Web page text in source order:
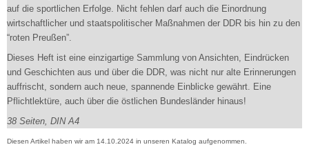
auf die sportlichen Erfolge. Nicht fehlen darf auch die Einordnung
wirtschaftlicher und staatspolitischer Maßnahmen der DDR bis hin zu den
“roten Preußen”.
Dieses Heft ist eine einzigartige Sammlung von Ansichten, Eindrücken
und Geschichten aus und über die DDR, was nicht nur alte Erinnerungen
auffrischt, sondern auch neue, spannende Einblicke gewährt. Eine
Pflichtlektüre, auch über die östlichen Bundesländer hinaus!
38 Seiten, DIN A4
Diesen Artikel haben wir am 14.10.2024 in unseren Katalog aufgenommen.